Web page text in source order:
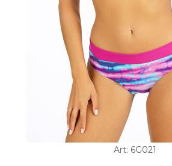
Art: 6G021